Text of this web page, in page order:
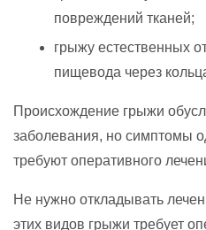
повреждений тканей;
грыжу естественных
пищевода через
Происхождение грыжи
заболевания, но симптомы
требуют оперативного
Не нужно откладывать
этих видов грыжи требует